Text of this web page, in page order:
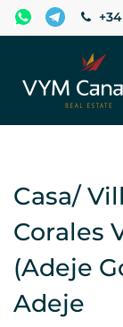
Casa/
Corales
(Adeje
Adeje